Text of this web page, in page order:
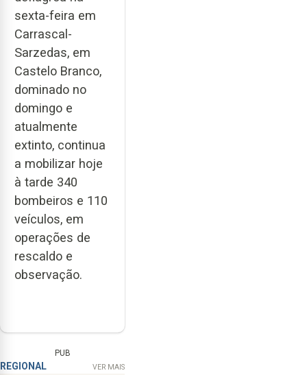
sexta-feira em
Carrascal-
Sarzedas, em
Castelo Branco,
dominado no
domingo e
atualmente
extinto, continua
a mobilizar hoje
à tarde 340
bombeiros e 110
veículos, em
operações de
rescaldo e
observação.
PUB
REGIONAL VER MAIS